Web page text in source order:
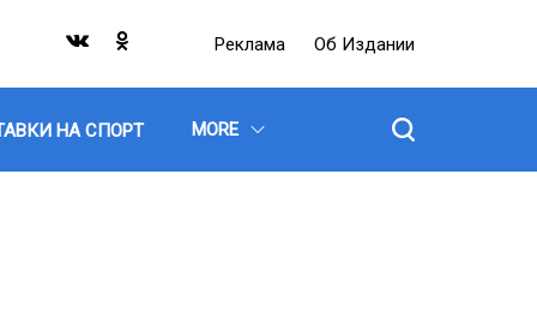
Реклама Об Издании
НА СПОРТ MORE